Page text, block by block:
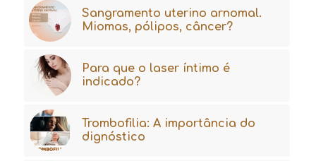
Sangramento uterino arnomal.
Miomas, pólipos, câncer?
Para que o laser íntimo é
indicado?
Trombofilia: A importância do
dignóstico